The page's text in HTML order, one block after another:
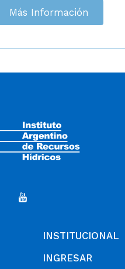
Más Información
INSTITUCIONAL
INGRESAR